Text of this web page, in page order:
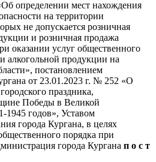
определении мест нахождения
на территории
не допускается розничная
и розничная продажа
оказании услуг общественного
алкогольной продукции на
постановлением
от 23.01.2023 г. № 252 «О
праздника,
Победы в Великой
1945 годов», Уставом
города Кургана, в целях
порядка при
города Кургана п о с т